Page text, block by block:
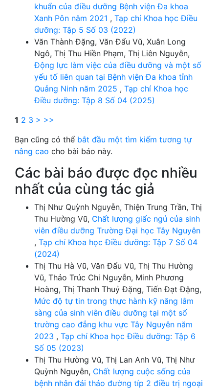
khuẩn của điều dưỡng Bệnh viện Đa khoa
Xanh Pôn năm 2021 , Tạp chí Khoa học Điều
dưỡng: Tập 5 Số 03 (2022)
Văn Thành Đặng, Văn Đẩu Vũ, Xuân Long
Ngô, Thị Thu Hiền Phạm, Thị Liên Nguyễn,
Động lực làm việc của điều dưỡng và một số
yếu tố liên quan tại Bệnh viện Đa khoa tỉnh
Quảng Ninh năm 2025 , Tạp chí Khoa học
Điều dưỡng: Tập 8 Số 04 (2025)
1 2 3 > >>
Bạn cũng có thể bắt đầu một tìm kiếm tương tự
nâng cao cho bài báo này.
Các bài báo được đọc nhiều
nhất của cùng tác giả
Thị Như Quỳnh Nguyễn, Thiện Trung Trần, Thị
Thu Hường Vũ, Chất lượng giấc ngủ của sinh
viên điều dưỡng Trường Đại học Tây Nguyên
, Tạp chí Khoa học Điều dưỡng: Tập 7 Số 04
(2024)
Thị Thu Hà Vũ, Văn Đẩu Vũ, Thị Thu Hường
Vũ, Thảo Trúc Chi Nguyễn, Minh Phương
Hoàng, Thị Thanh Thuỷ Đặng, Tiến Đạt Đặng,
Mức độ tự tin trong thực hành kỹ năng lâm
sàng của sinh viên điều dưỡng tại một số
trường cao đẳng khu vực Tây Nguyên năm
2023 , Tạp chí Khoa học Điều dưỡng: Tập 6
Số 05 (2023)
Thị Thu Hường Vũ, Thị Lan Anh Vũ, Thị Như
Quỳnh Nguyễn, Chất lượng cuộc sống của
bệnh nhân đái tháo đường típ 2 điều trị ngoại